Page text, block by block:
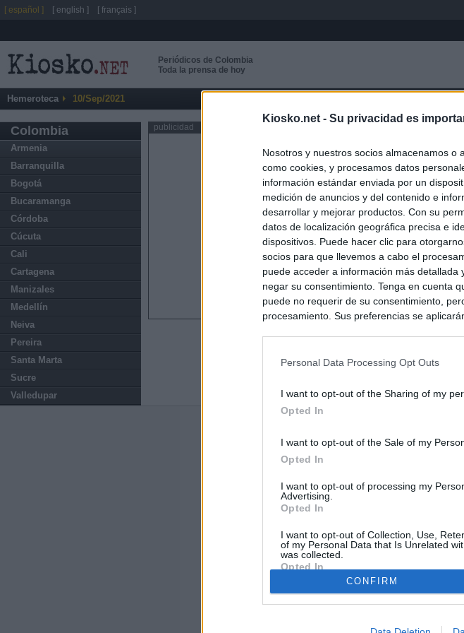
Kiosko.net - Su privacidad es
Nosotros y nuestros socios almacenamos o
como cookies, y procesamos datos
información estándar enviada por un
medición de anuncios y del contenido e
desarrollar y mejorar productos. Con su
datos de localización geográfica precisa e
dispositivos. Puede hacer clic para
socios para que llevemos a cabo el
puede acceder a información más
negar su consentimiento. Tenga en cuenta
puede no requerir de su consentimiento,
procesamiento. Sus preferencias se
Personal Data Processing Opt Outs
I want to opt-out of the Sharing of my
Opted In
I want to opt-out of the Sale of my
Opted In
I want to opt-out of processing my
Advertising.
Opted In
I want to opt-out of Collection, Use,
of my Personal Data that Is Unrelated
was collected.
Opted In
CONFIRM
Periódicos de Colombia
Toda la prensa de hoy
Hemeroteca 10/Sep/2021
Colombia
Armenia
Barranquilla
Bogotá
Bucaramanga
Córdoba
Cúcuta
Cali
Cartagena
Manizales
Medellín
Neiva
Pereira
Santa Marta
Sucre
Valledupar
publicidad
Sorpresa y dudas entre los viajeros procedentes de
Última hora política, en directo | Interior reitera que
Más de 800.000 turistas y unos 60.000 italianos
que pasar control fronterizo
[ español ] [ english ] [ français ]